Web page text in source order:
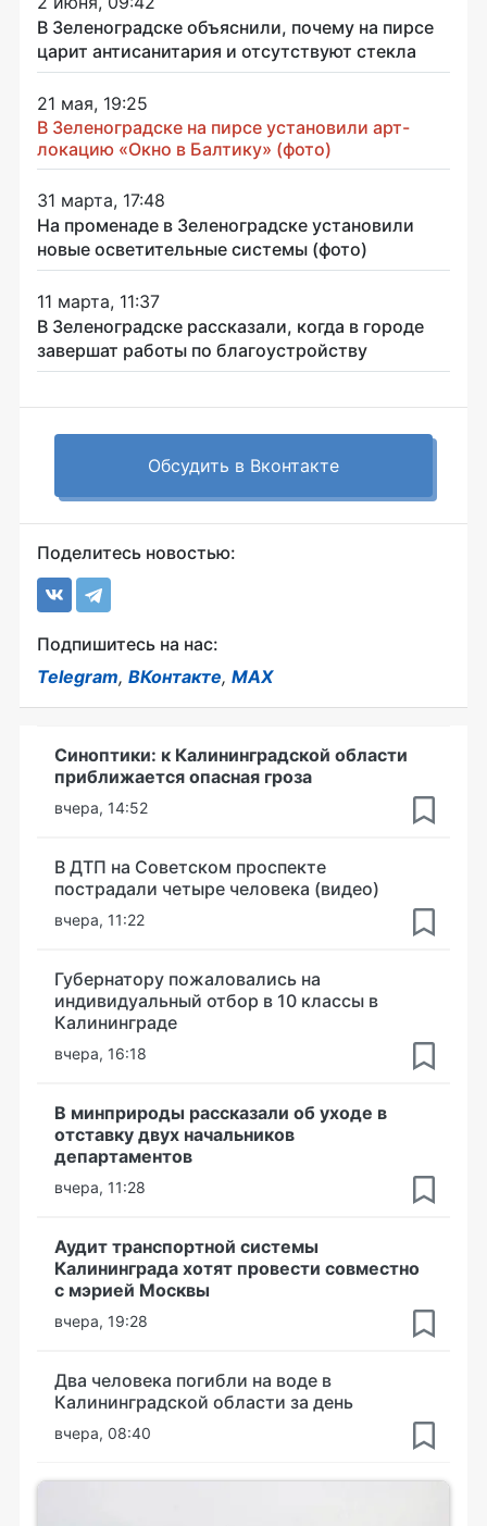
В Зеленоградске объяснили, почему на пирсе
царит антисанитария и отсутствуют стекла
21 мая, 19:25
В Зеленоградске на пирсе установили арт-
локацию «Окно в Балтику» (фото)
31 марта, 17:48
На променаде в Зеленоградске установили
новые осветительные системы (фото)
11 марта, 11:37
В Зеленоградске рассказали, когда в городе
завершат работы по благоустройству
Обсудить в Вконтакте
Поделитесь новостью:
Подпишитесь на нас:
Telegram, ВКонтакте, MAX
Синоптики: к Калининградской области
приближается опасная гроза
вчера, 14:52
В ДТП на Советском проспекте
пострадали четыре человека (видео)
вчера, 11:22
Губернатору пожаловались на
индивидуальный отбор в 10 классы в
Калининграде
вчера, 16:18
В минприроды рассказали об уходе в
отставку двух начальников
департаментов
вчера, 11:28
Аудит транспортной системы
Калининграда хотят провести совместно
с мэрией Москвы
вчера, 19:28
Два человека погибли на воде в
Калининградской области за день
вчера, 08:40